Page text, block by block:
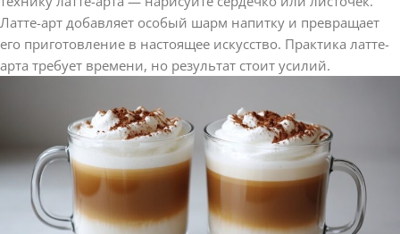
Латте-арт добавляет особый шарм напитку и превращает
его приготовление в настоящее искусство. Практика латте-
арта требует времени, но результат стоит усилий.